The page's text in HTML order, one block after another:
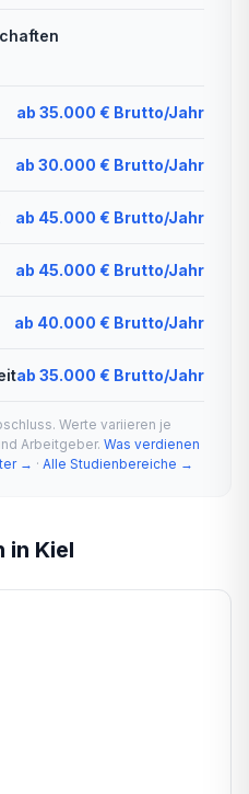
ab 35.000 € Brutto/Jahr
ab 30.000 € Brutto/Jahr
ab 45.000 € Brutto/Jahr
ab 45.000 € Brutto/Jahr
ab 40.000 € Brutto/Jahr
ab 35.000 € Brutto/Jahr
Werte variieren je
Arbeitgeber. Was verdienen
→ · Alle Studienbereiche →
in Kiel